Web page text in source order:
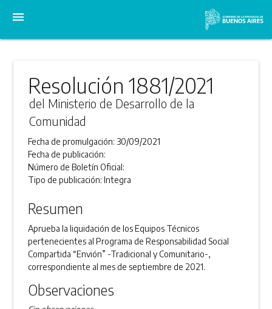
menu
Resolución 1881/2021
del Ministerio de Desarrollo de la
Comunidad
Fecha de promulgación: 30/09/2021
Fecha de publicación:
Número de Boletín Oficial:
Tipo de publicación:Integra
Resumen
Aprueba la liquidación de los Equipos Técnicos
pertenecientes al Programa de Responsabilidad Social
Compartida “Envión” -Tradicional y Comunitario-,
correspondiente al mes de septiembre de 2021.
Observaciones